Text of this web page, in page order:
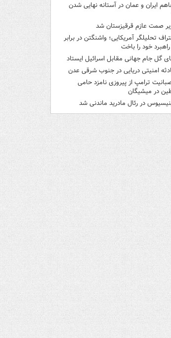
ایران و عمان در آستانه نهایی شدن
صمت عازم قرقیزستان شد
تحلیلگر آمریکایی؛ واشنگتن در برابر
راهبرد خود را باخت
گل جام جهانی مقابل اسرائیل ایستاد
امنیتی دریایی در جنوب شرقی عدن
ترامپ از پیروزی نامزد حامی
در میشیگان
در رئال مادرید ماندنی شد